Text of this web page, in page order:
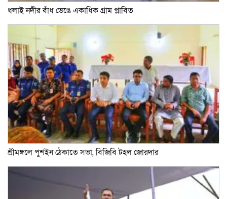
ধলাই নদীর বাঁধ ভেঙে একাধিক গ্রাম প্লাবিত
শ্রীমঙ্গলে পুশইন ঠেকাতে সভা, বিজিবি টহল জোরদার